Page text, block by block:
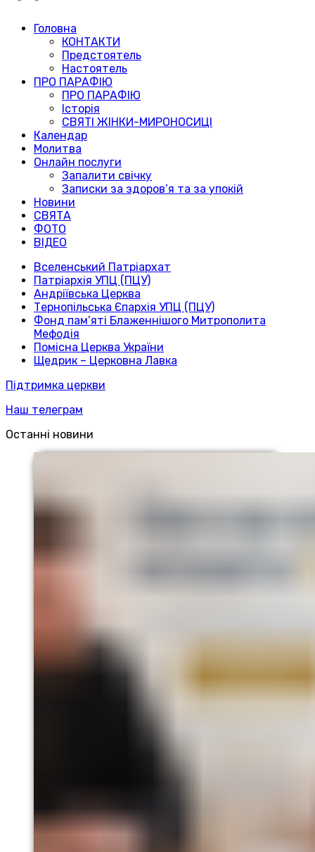
Головна
КОНТАКТИ
Предстоятель
Настоятель
ПРО ПАРАФІЮ
ПРО ПАРАФІЮ
Історія
СВЯТІ ЖІНКИ-МИРОНОСИЦІ
Календар
Молитва
Онлайн послуги
Запалити свічку
Записки за здоров’я та за упокій
Новини
СВЯТА
ФОТО
ВІДЕО
Вселенський Патріархат
Патріархія УПЦ (ПЦУ)
Андріївська Церква
Тернопільська Єпархія УПЦ (ПЦУ)
Фонд пам’яті Блаженнішого Митрополита
Мефодія
Помісна Церква України
Щедрик – Церковна Лавка
Підтримка церкви
Наш телеграм
Останні новини